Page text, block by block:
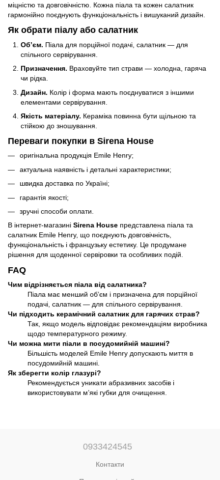
міцністю та довговічністю. Кожна піала та кожен салатник
гармонійно поєднують функціональність і вишуканий дизайн.
Як обрати піалу або салатник
Об’єм. Піала для порційної подачі, салатник — для
спільного сервірування.
Призначення. Враховуйте тип страви — холодна, гаряча
чи рідка.
Дизайн. Колір і форма мають поєднуватися з іншими
елементами сервірування.
Якість матеріалу. Кераміка повинна бути щільною та
стійкою до зношування.
Переваги покупки в Sirena House
оригінальна продукція Emile Henry;
актуальна наявність і детальні характеристики;
швидка доставка по Україні;
гарантія якості;
зручні способи оплати.
В інтернет-магазині Sirena House представлена піала та
салатник Emile Henry, що поєднують довговічність,
функціональність і французьку естетику. Це продумане
рішення для щоденної сервіровки та особливих подій.
FAQ
Чим відрізняється піала від салатника?
Піала має менший об’єм і призначена для порційної
подачі, салатник — для спільного сервірування.
Чи підходить керамічний салатник для гарячих страв?
Так, якщо модель відповідає рекомендаціям виробника
щодо температурного режиму.
Чи можна мити піали в посудомийній машині?
Більшість моделей Emile Henry допускають миття в
посудомийній машині.
Як зберегти колір глазурі?
Рекомендується уникати абразивних засобів і
використовувати м’які губки для очищення.
0933424545
Контакти